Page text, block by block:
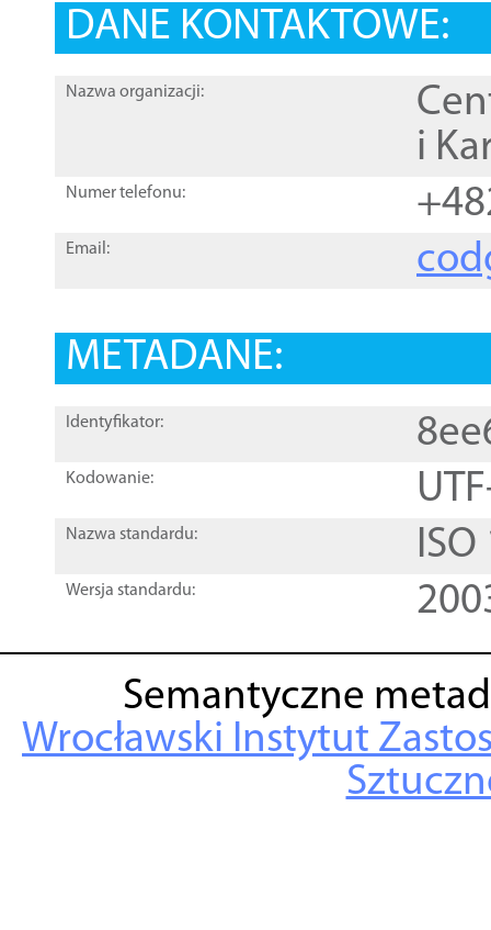
DANE KONTAKTOWE:
Nazwa organizacji:
i
Numer telefonu:
Email:
METADANE:
Identyfikator:
Kodowanie:
Nazwa standardu:
Wersja standardu:
Semantyczne
Wrocławski Instytut